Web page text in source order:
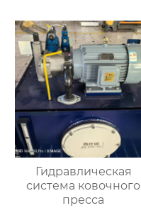
Гидравлическая
система ковочного
пресса